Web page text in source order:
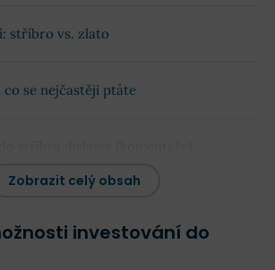
stříbro vs. zlato
co se nejčastěji ptáte
Zobrazit celý obsah
investování do